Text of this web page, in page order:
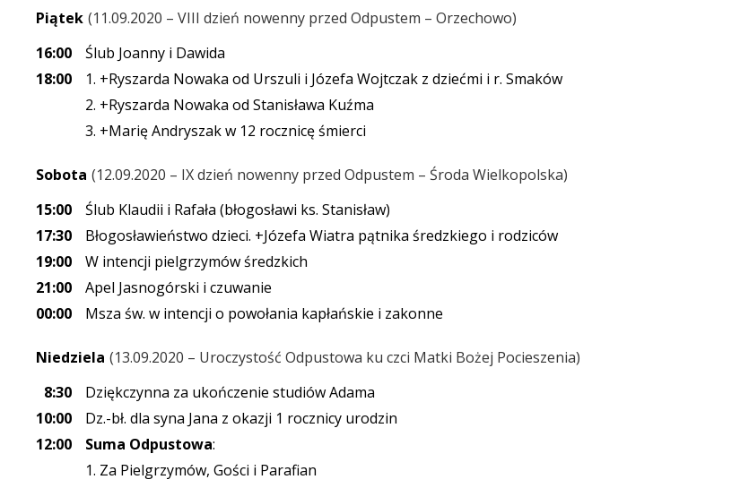
Piątek 11.09.2020 – VIII dzień nowenny przed Odpustem – Orzechowo
16:00
Ślub Joanny i Dawida
18:00
1. +Ryszarda Nowaka od Urszuli i Józefa Wojtczak z dziećmi i r. Smaków
2. +Ryszarda Nowaka od Stanisława Kuźma
3. +Marię Andryszak w 12 rocznicę śmierci
Sobota 12.09.2020 – IX dzień nowenny przed Odpustem – Środa Wielkopolska
15:00
Ślub Klaudii i Rafała (błogosławi ks. Stanisław)
17:30
Błogosławieństwo dzieci. +Józefa Wiatra pątnika średzkiego i rodziców
19:00
W intencji pielgrzymów średzkich
21:00
Apel Jasnogórski i czuwanie
00:00
Msza św. w intencji o powołania kapłańskie i zakonne
Niedziela 13.09.2020 – Uroczystość Odpustowa ku czci Matki Bożej Pocieszenia
8:30
Dziękczynna za ukończenie studiów Adama
10:00
Dz.-bł. dla syna Jana z okazji 1 rocznicy urodzin
12:00
Suma Odpustowa:
1. Za Pielgrzymów, Gości i Parafian